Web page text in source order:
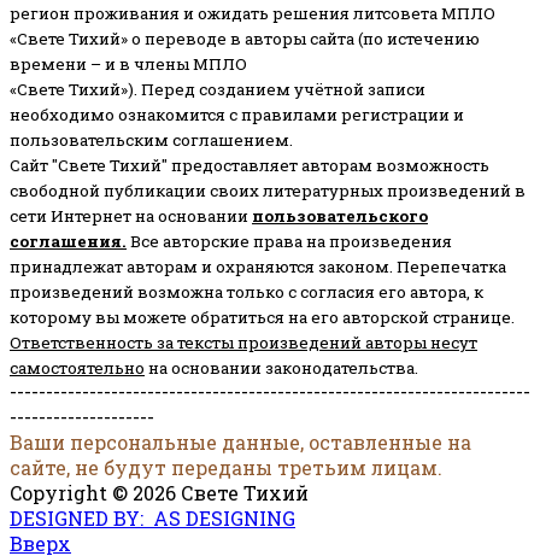
регион проживания и ожидать решения литсовета МПЛО
«Свете Тихий» о переводе в авторы сайта (по истечению
времени – и в члены МПЛО
«Свете Тихий»). Перед созданием учётной записи
необходимо ознакомится с правилами регистрации и
пользовательским соглашением.
Сайт "Свете Тихий" предоставляет авторам возможность
свободной публикации своих литературных произведений в
сети Интернет на основании пользовательского
соглашения. Все авторские права на произведения
принадлежат авторам и охраняются законом. Перепечатка
произведений возможна только с согласия его автора, к
которому вы можете обратиться на его авторской странице.
Ответственность за тексты произведений авторы несут
самостоятельно на основании законодательства.
------------------------------------------------------------------------
--------------------
Ваши персональные данные, оставленные на
сайте, не будут переданы третьим лицам.
Copyright © 2026 Свете Тихий
DESIGNED BY: AS DESIGNING
Вверх